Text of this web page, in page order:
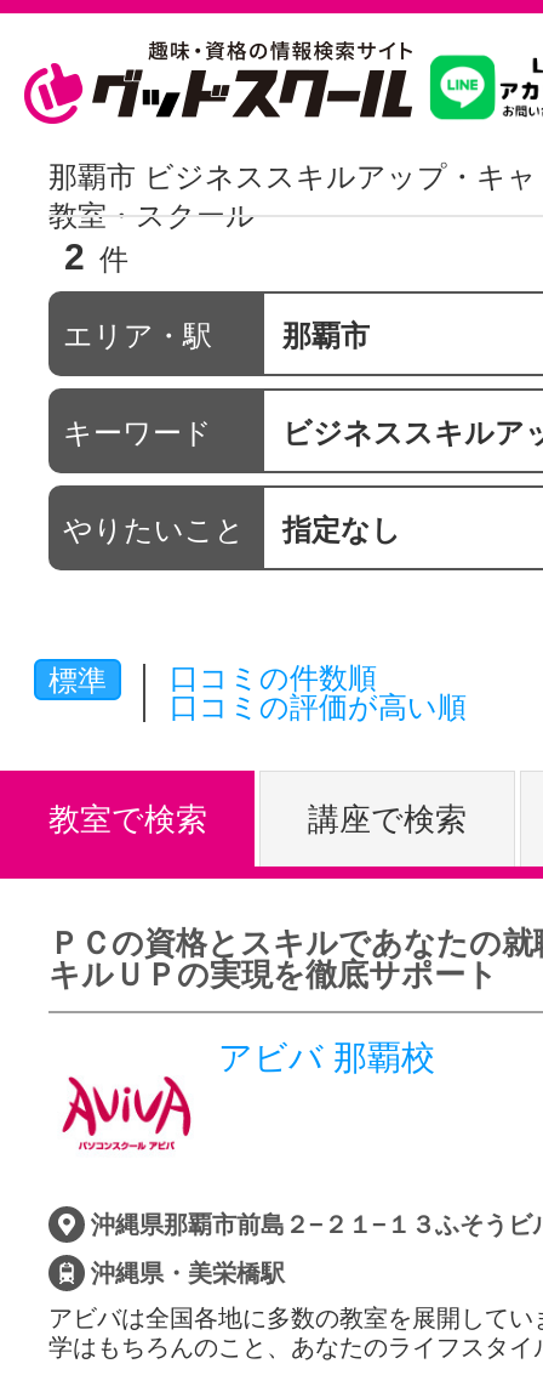
習いたいこ
駅・路線か
通信講座を
やりたいこ
特集をみる
グッドスク
掲載のお問
那覇市 ビジネススキルアップ・キ
教室・スクール
2 件
エリア・駅 那覇市
キーワード ビジネススキルアップ・キ
やりたいこと 指定なし
標準
口コミの件数順
口コミの評価が高い順
教室で検索 講座で検索
ＰＣの資格とスキルであなたの就
キルＵＰの実現を徹底サポート
アビバ 那覇校
沖縄県那覇市前島２−２１−１３ふそうビ
沖縄県・美栄橋駅
アビバは全国各地に多数の教室を展開してい
学はもちろんのこと、あなたのライフスタ